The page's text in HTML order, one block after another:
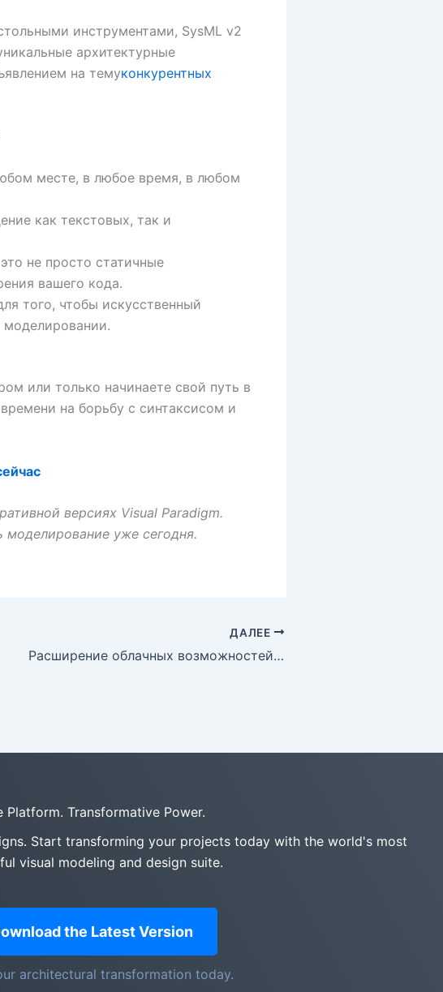
инструментами, SysML v2
архитектурные
на темуконкурентных
месте, в любое время, в любом
как текстовых, так и
не просто статичные
вашего кода.
того, чтобы искусственный
моделировании.
или только начинаете свой путь в
на борьбу с синтаксисом и
версиях Visual Paradigm.
моделирование уже сегодня.
ДАЛЕЕ
Расширение облачных возможностей: 11 дополнительных инструментов ИИ теперь поддерживают сохранение в облаке
Platform. Transformative Power.
Start transforming your projects today with the world's most
visual modeling and design suite.
the Latest Version
architectural transformation today.